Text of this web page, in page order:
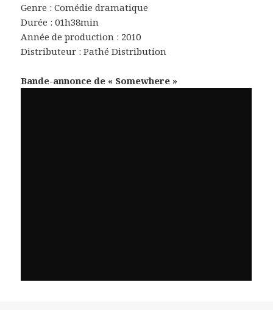
Genre : Comédie dramatique
Durée : 01h38min
Année de production : 2010
Distributeur : Pathé Distribution
Bande-annonce de « Somewhere »